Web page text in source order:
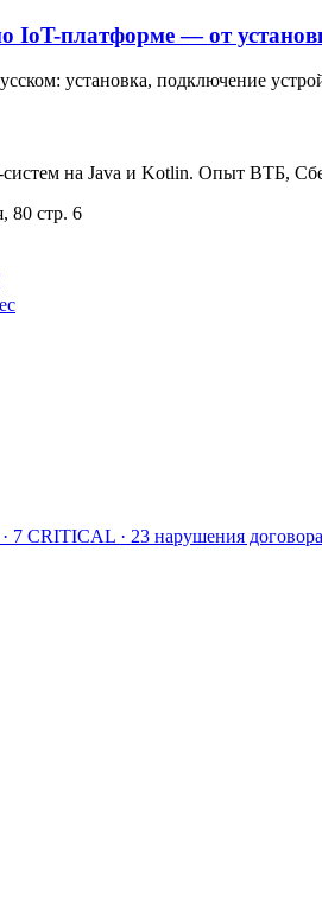
IoT-платформе — от
установка, подключение
на Java и Kotlin. Опыт ВТБ,
80 стр. 6
7 CRITICAL · 23 нарушения договора